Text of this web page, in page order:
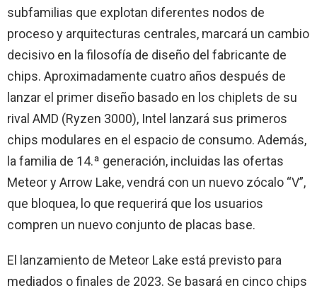
subfamilias que explotan diferentes nodos de
proceso y arquitecturas centrales, marcará un cambio
decisivo en la filosofía de diseño del fabricante de
chips. Aproximadamente cuatro años después de
lanzar el primer diseño basado en los chiplets de su
rival AMD (Ryzen 3000), Intel lanzará sus primeros
chips modulares en el espacio de consumo. Además,
la familia de 14.ª generación, incluidas las ofertas
Meteor y Arrow Lake, vendrá con un nuevo zócalo “V”,
que bloquea, lo que requerirá que los usuarios
compren un nuevo conjunto de placas base.
El lanzamiento de Meteor Lake está previsto para
mediados o finales de 2023. Se basará en cinco chips